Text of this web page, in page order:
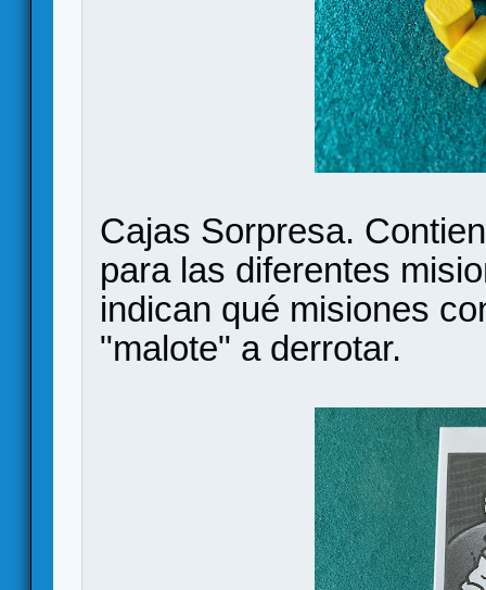
Cajas Sorpresa.
para las diferentes
indican qué misiones
"malote" a derrotar.